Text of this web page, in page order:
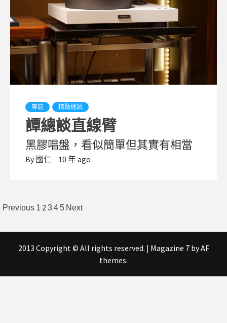
專訪 精點速試
譚總談直線臂
黑膠唱盤，看似簡單但其實有相當
By 國仁 10 年 ago
文
Previous 1 2 34 5 Next
2013 Copyright © All rights reserved. | Magazine 7by AF
themes.